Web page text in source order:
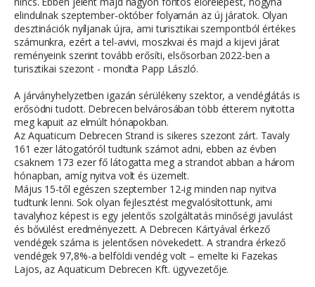
elindulnak szeptember-október folyamán az új járatok. Olyan
desztinációk nyíljanak újra, ami turisztikai szempontból értékes
számunkra, ezért a tel-avivi, moszkvai és majd a kijevi járat
reményeink szerint tovább erősíti, elsősorban 2022-ben a
turisztikai szezont - mondta Papp László.
A járványhelyzetben igazán sérülékeny szektor, a vendéglátás is
erősödni tudott. Debrecen belvárosában több étterem nyitotta
meg kapuit az elmúlt hónapokban.
Az Aquaticum Debrecen Strand is sikeres szezont zárt. Tavaly
161 ezer látogatóról tudtunk számot adni, ebben az évben
csaknem 173 ezer fő látogatta meg a strandot abban a három
hónapban, amíg nyitva volt és üzemelt.
Május 15-től egészen szeptember 12-ig minden nap nyitva
tudtunk lenni. Sok olyan fejlesztést megvalósítottunk, ami
tavalyhoz képest is egy jelentős szolgáltatás minőségi javulást
és bővülést eredményezett. A Debrecen Kártyával érkező
vendégek száma is jelentősen növekedett. A strandra érkező
vendégek 97,8%-a belföldi vendég volt – emelte ki Fazekas
Lajos, az Aquaticum Debrecen Kft. ügyvezetője.